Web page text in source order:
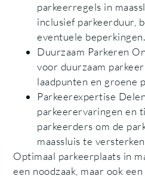
parkeerregels in
inclusief parkeerduur,
eventuele beperkingen.
Duurzaam Parkeren
voor duurzaam
laadpunten en groene
Parkeerexpertise
parkeerervaringen en
parkeerders om de
maassluis te
Optimaal parkeerplaats in
een noodzaak, maar ook